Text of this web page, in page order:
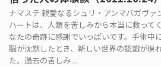
ナマステ 親愛なるシュリ・アンマバガヴァ
ハートは、人類を苦しみから本当に救って
なたの奇跡に感謝でいっぱいです。手術中
脳が沈黙したとき、新しい世界の認識が現
た。過去の苦しみ ...